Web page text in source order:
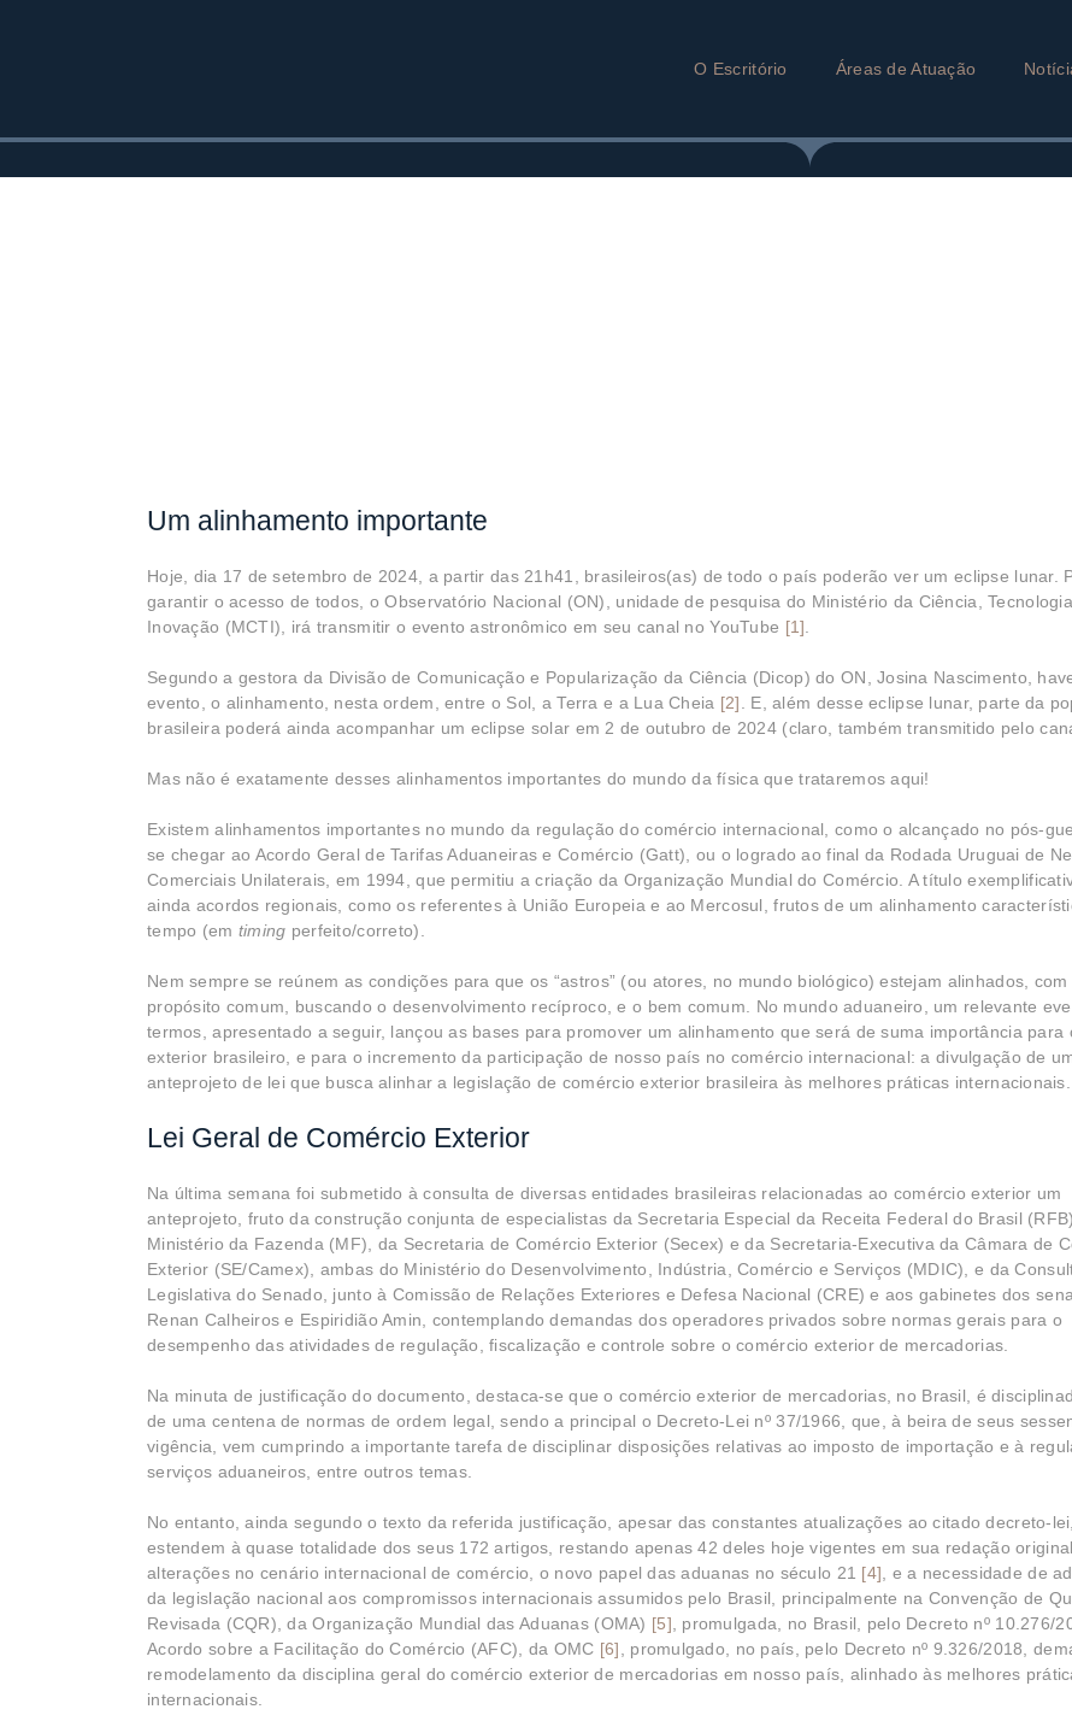
O Escritório Áreas de Atuação
Um alinhamento importante
Hoje, dia 17 de setembro de 2024, a partir das 21h41, brasileiros(as) de todo o país poderão ver um eclipse lunar.
garantir o acesso de todos, o Observatório Nacional (ON), unidade de pesquisa do Ministério da Ciência,
Inovação (MCTI), irá transmitir o evento astronômico em seu canal no YouTube [1].
Segundo a gestora da Divisão de Comunicação e Popularização da Ciência (Dicop) do ON, Josina Nascimento,
evento, o alinhamento, nesta ordem, entre o Sol, a Terra e a Lua Cheia [2]. E, além desse eclipse lunar, parte da
brasileira poderá ainda acompanhar um eclipse solar em 2 de outubro de 2024 (claro, também transmitido pelo
Mas não é exatamente desses alinhamentos importantes do mundo da física que trataremos aqui!
Existem alinhamentos importantes no mundo da regulação do comércio internacional, como o alcançado no pós-
se chegar ao Acordo Geral de Tarifas Aduaneiras e Comércio (Gatt), ou o logrado ao final da Rodada Uruguai de
Comerciais Unilaterais, em 1994, que permitiu a criação da Organização Mundial do Comércio. A título
ainda acordos regionais, como os referentes à União Europeia e ao Mercosul, frutos de um alinhamento
tempo (em timing perfeito/correto).
Nem sempre se reúnem as condições para que os “astros” (ou atores, no mundo biológico) estejam alinhados, com
propósito comum, buscando o desenvolvimento recíproco, e o bem comum. No mundo aduaneiro, um relevante
termos, apresentado a seguir, lançou as bases para promover um alinhamento que será de suma importância para
exterior brasileiro, e para o incremento da participação de nosso país no comércio internacional: a divulgação de
anteprojeto de lei que busca alinhar a legislação de comércio exterior brasileira às melhores práticas internacionais.
Lei Geral de Comércio Exterior
Na última semana foi submetido à consulta de diversas entidades brasileiras relacionadas ao comércio exterior um
anteprojeto, fruto da construção conjunta de especialistas da Secretaria Especial da Receita Federal do Brasil
Ministério da Fazenda (MF), da Secretaria de Comércio Exterior (Secex) e da Secretaria-Executiva da Câmara de
Exterior (SE/Camex), ambas do Ministério do Desenvolvimento, Indústria, Comércio e Serviços (MDIC), e da
Legislativa do Senado, junto à Comissão de Relações Exteriores e Defesa Nacional (CRE) e aos gabinetes dos
Renan Calheiros e Espiridião Amin, contemplando demandas dos operadores privados sobre normas gerais para o
desempenho das atividades de regulação, fiscalização e controle sobre o comércio exterior de mercadorias.
Na minuta de justificação do documento, destaca-se que o comércio exterior de mercadorias, no Brasil, é
de uma centena de normas de ordem legal, sendo a principal o Decreto-Lei nº 37/1966, que, à beira de seus
vigência, vem cumprindo a importante tarefa de disciplinar disposições relativas ao imposto de importação e à
serviços aduaneiros, entre outros temas.
No entanto, ainda segundo o texto da referida justificação, apesar das constantes atualizações ao citado decreto-
estendem à quase totalidade dos seus 172 artigos, restando apenas 42 deles hoje vigentes em sua redação original
alterações no cenário internacional de comércio, o novo papel das aduanas no século 21 [4], e a necessidade de
da legislação nacional aos compromissos internacionais assumidos pelo Brasil, principalmente na Convenção de
Revisada (CQR), da Organização Mundial das Aduanas (OMA) [5], promulgada, no Brasil, pelo Decreto nº 10.276/
Acordo sobre a Facilitação do Comércio (AFC), da OMC [6], promulgado, no país, pelo Decreto nº 9.326/2018,
remodelamento da disciplina geral do comércio exterior de mercadorias em nosso país, alinhado às melhores
internacionais.